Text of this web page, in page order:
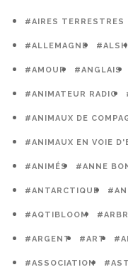
#AIRES TERRESTRES
#ALLEMAGNE #ALSH
#AMOUR #ANGLAIS
#ANIMATEUR RADIO
#ANIMAUX DE
#ANIMAUX EN VOIE
#ANIMÉS #ANNE
#ANTARCTIQUE
#AQTIBLOOM
#ARGENT #ART
#ASSOCIATION